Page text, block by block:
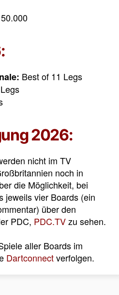
Best of 11 Legs
2026:
nicht im TV
noch in
die Möglichkeit, bei
jeweils vier Boards (ein
über den
PDC, PDC.TVzu sehen.
aller Boards im
Dartconnectverfolgen.